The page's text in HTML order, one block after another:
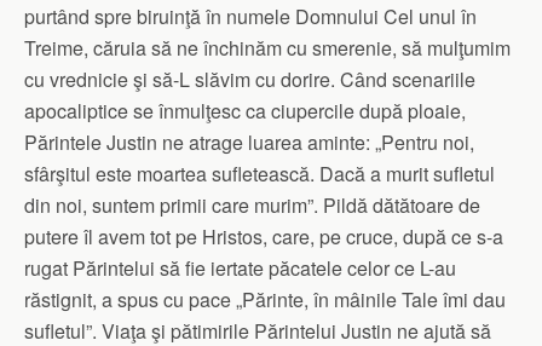
purtând spre biruinţă în numele Domnului Cel unul în
Treime, căruia să ne închinăm cu smerenie, să mulţumim
cu vrednicie şi să-L slăvim cu dorire. Când scenariile
apocaliptice se înmulţesc ca ciupercile după ploaie,
Părintele Justin ne atrage luarea aminte: „Pentru noi,
sfârşitul este moartea sufletească. Dacă a murit sufletul
din noi, suntem primii care murim”. Pildă dătătoare de
putere îl avem tot pe Hristos, care, pe cruce, după ce s-a
rugat Părintelui să fie iertate păcatele celor ce L-au
răstignit, a spus cu pace „Părinte, în mâinile Tale îmi dau
sufletul”. Viaţa şi pătimirile Părintelui Justin ne ajută să